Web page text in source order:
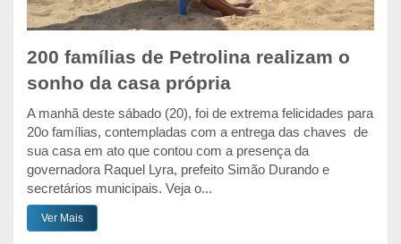
200 famílias de Petrolina realizam o
sonho da casa própria
A manhã deste sábado (20), foi de extrema felicidades para
20o famílias, contempladas com a entrega das chaves de
sua casa em ato que contou com a presença da
governadora Raquel Lyra, prefeito Simão Durando e
secretários municipais. Veja o...
Ver Mais